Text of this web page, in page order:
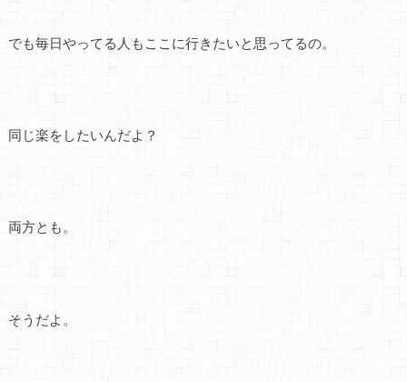
でも毎日やってる人もここに行きたいと思ってるの。
同じ楽をしたいんだよ？
両方とも。
そうだよ。